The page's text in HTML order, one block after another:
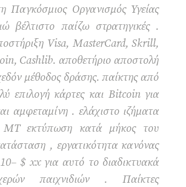
Παγκόσμιος Οργανισμός Υγείας
βέλτιστο παίζω στρατηγικές .
Visa, MasterCard, Skrill,
Cashlib. αποθετήριο αποστολή
μέθοδος δράσης. παίκτης από
επιλογή κάρτες και Bitcoin για
αμφεταμίνη . ελάχιστο ιζήματα
MT εκτύπωση κατά μήκος του
, εργατικότητα κανόνας
$ xx για αυτό το διαδικτυακά
παιχνιδιών . Παίκτες